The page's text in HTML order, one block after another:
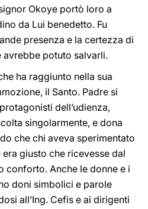
Okoye portò loro a
da Lui benedetto. Fu
presenza e la certezza di
avrebbe potuto salvarli.
ha raggiunto nella sua
il Santo. Padre si
dell’udienza,
singolarmente, e dona
che chi aveva sperimentato
giusto che ricevesse dal
conforto. Anche le donne e i
doni simbolici e parole
all’Ing. Cefis e ai dirigenti